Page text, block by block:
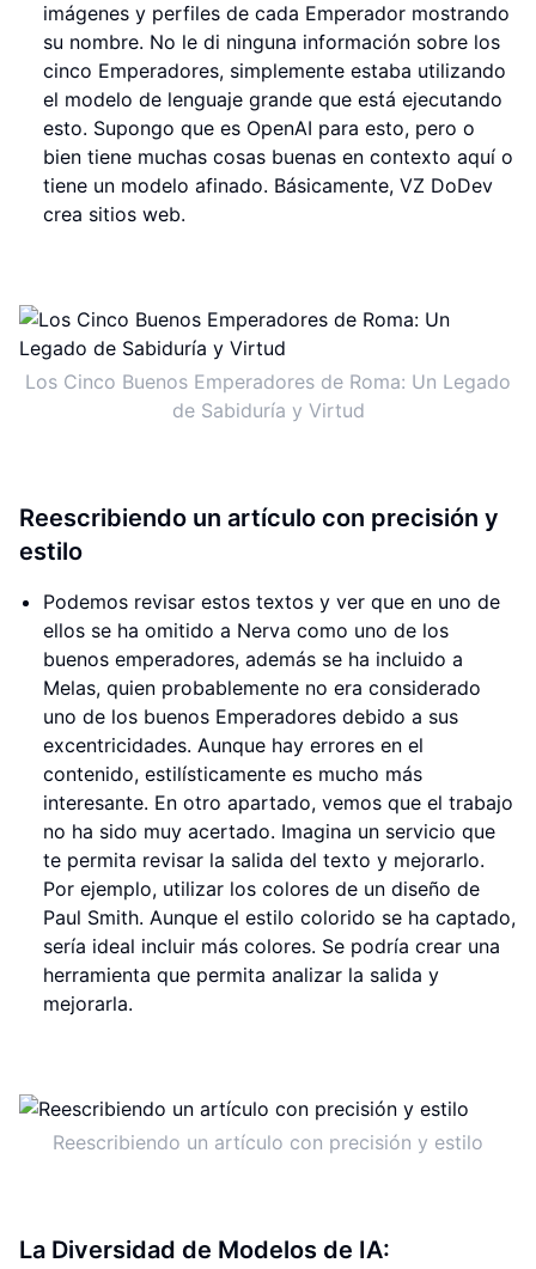
imágenes y perfiles de cada Emperador mostrando
su nombre. No le di ninguna información sobre los
cinco Emperadores, simplemente estaba utilizando
el modelo de lenguaje grande que está ejecutando
esto. Supongo que es OpenAI para esto, pero o
bien tiene muchas cosas buenas en contexto aquí o
tiene un modelo afinado. Básicamente, VZ DoDev
crea sitios web.
Los Cinco Buenos Emperadores de Roma: Un Legado
de Sabiduría y Virtud
Reescribiendo un artículo con precisión y
estilo
Podemos revisar estos textos y ver que en uno de
ellos se ha omitido a Nerva como uno de los
buenos emperadores, además se ha incluido a
Melas, quien probablemente no era considerado
uno de los buenos Emperadores debido a sus
excentricidades. Aunque hay errores en el
contenido, estilísticamente es mucho más
interesante. En otro apartado, vemos que el trabajo
no ha sido muy acertado. Imagina un servicio que
te permita revisar la salida del texto y mejorarlo.
Por ejemplo, utilizar los colores de un diseño de
Paul Smith. Aunque el estilo colorido se ha captado,
sería ideal incluir más colores. Se podría crear una
herramienta que permita analizar la salida y
mejorarla.
Reescribiendo un artículo con precisión y estilo
La Diversidad de Modelos de IA: